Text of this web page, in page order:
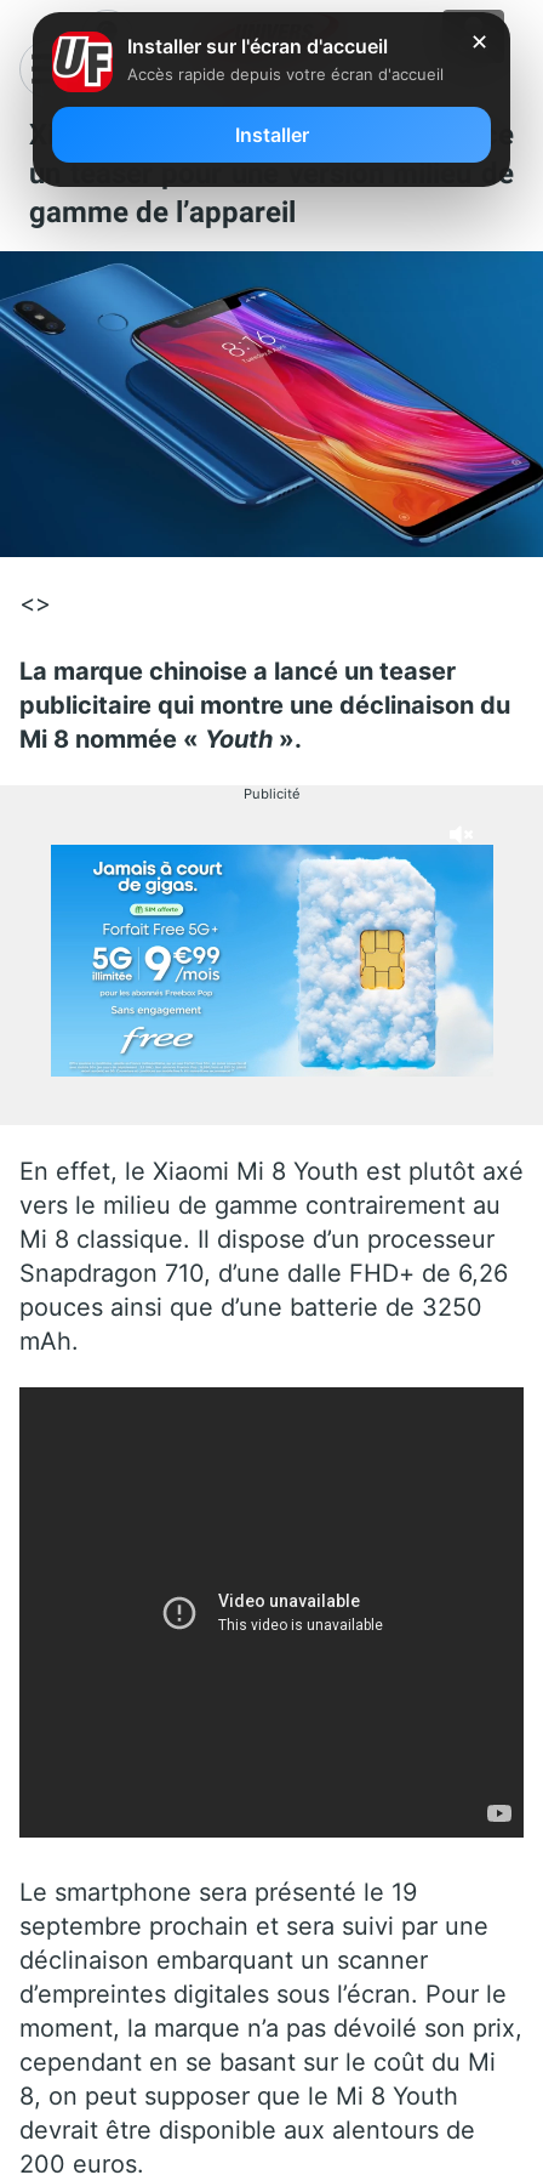
Xiaomi Mi 8 Youth : la marque lance
un teaser pour une version milieu de
gamme de l’appareil
<>
La marque chinoise a lancé un teaser
publicitaire qui montre une déclinaison du
Mi 8 nommée « Youth ».
Publicité
En effet, le Xiaomi Mi 8 Youth est plutôt axé
vers le milieu de gamme contrairement au
Mi 8 classique. Il dispose d’un processeur
Snapdragon 710, d’une dalle FHD+ de 6,26
pouces ainsi que d’une batterie de 3250
mAh.
Le smartphone sera présenté le 19
septembre prochain et sera suivi par une
déclinaison embarquant un scanner
d’empreintes digitales sous l’écran. Pour le
moment, la marque n’a pas dévoilé son prix,
cependant en se basant sur le coût du Mi
8, on peut supposer que le Mi 8 Youth
devrait être disponible aux alentours de
200 euros.
✕
Installer sur l'écran d'accueil
Accès rapide depuis votre écran d'accueil
Installer